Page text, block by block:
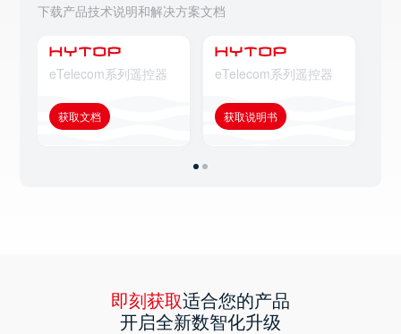
下载产品技术说明和解决方案文档
eTelecom系列遥控器
获取文档
eTelecom系列遥控器
获取说明书
即刻获取适合您的产品
开启全新数智化升级